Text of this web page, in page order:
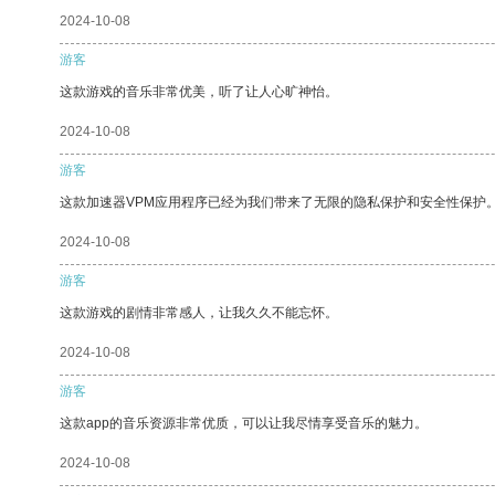
2024-10-08
游客
这款游戏的音乐非常优美，听了让人心旷神怡。
2024-10-08
游客
这款加速器VPM应用程序已经为我们带来了无限的隐私保护和安全性保护
2024-10-08
游客
这款游戏的剧情非常感人，让我久久不能忘怀。
2024-10-08
游客
这款app的音乐资源非常优质，可以让我尽情享受音乐的魅力。
2024-10-08